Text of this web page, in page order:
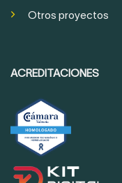
Otros proyectos
ACREDITACIONES